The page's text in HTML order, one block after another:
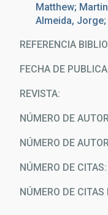
Matthew;
Almeida,
REFERENCIA
FECHA DE
REVISTA
NÚMERO DE
NÚMERO DE
NÚMERO DE CITAS
NÚMERO DE CITAS